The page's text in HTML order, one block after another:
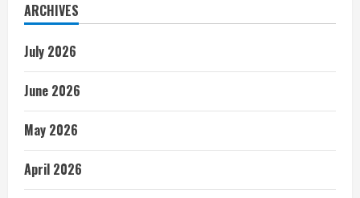
ARCHIVES
July 2026
June 2026
May 2026
April 2026